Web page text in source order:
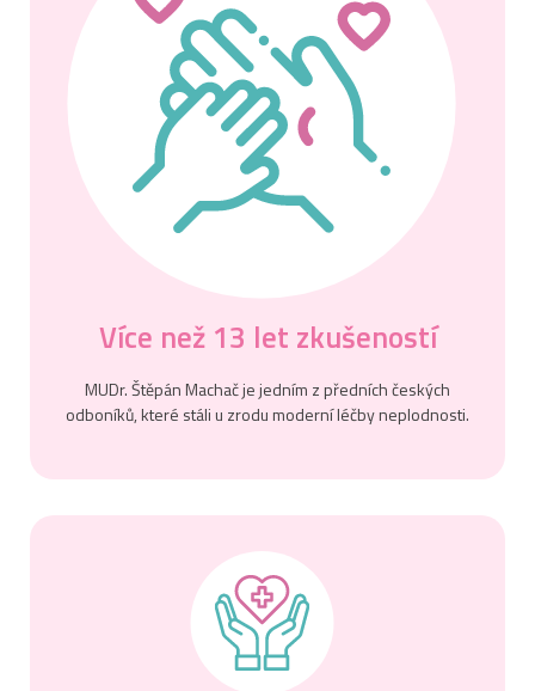
Více než 13 let zkušeností
MUDr. Štěpán Machač je jedním z předních českých
odboníků, které stáli u zrodu moderní léčby neplodnosti.
Vážení pacienti,
+420 588 884 180
akutních problémů zavolejte na horkou
linku
+420 725 666 111
Na nápravě pracujeme. Děkujeme za